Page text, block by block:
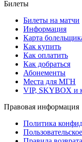
Билеты
Билеты на матчи
Информация
Карта
Как купить
Как оплатить
Как добраться
Абонементы
Места для МГН
VIP, SKYBOX и
Правовая информация
Политика